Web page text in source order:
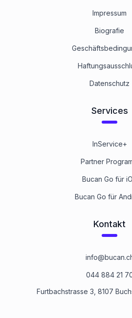
Impressum
Biografie
Datenschutz
Services
InService+
Partner
Bucan Go für
Bucan Go für
Kontakt
044 884 21
Furtbachstrasse 3, 8107